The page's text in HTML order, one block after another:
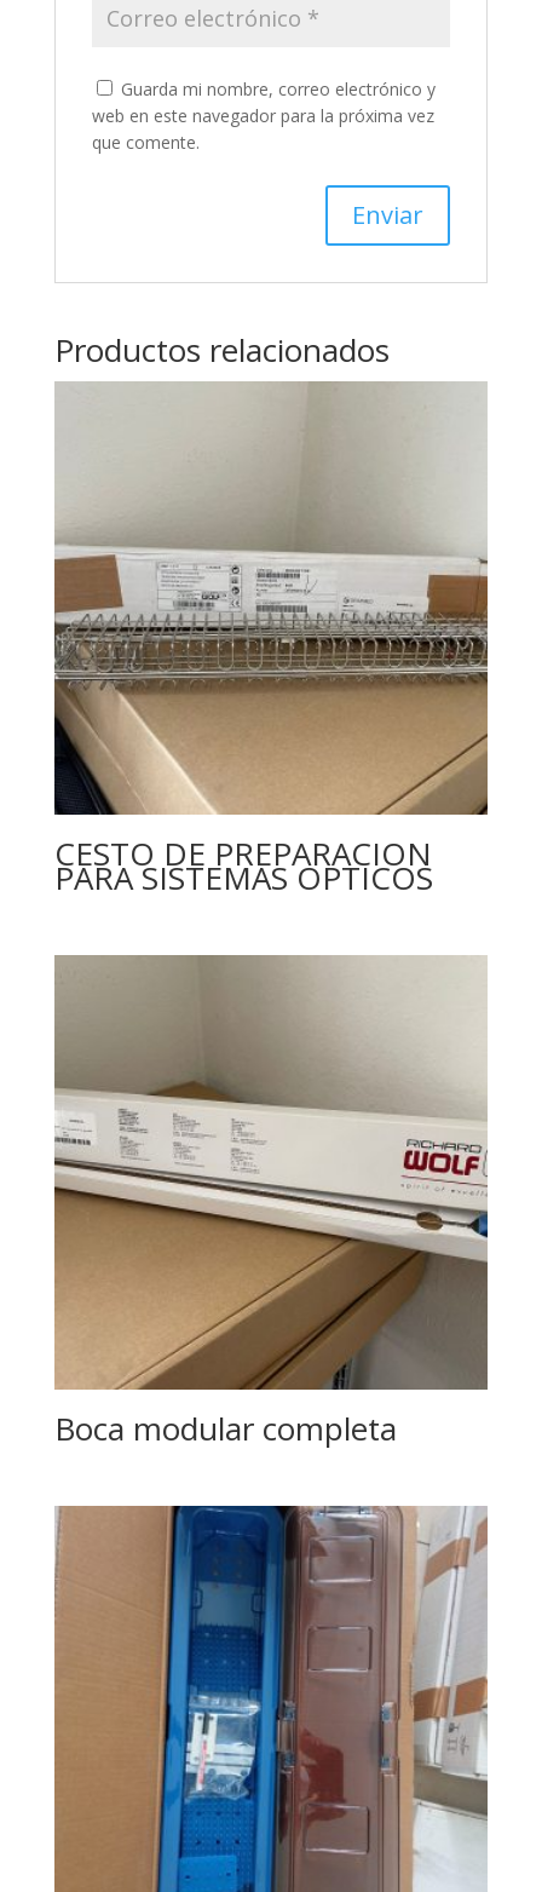
Guarda mi nombre, correo electrónico y
web en este navegador para la próxima vez
que comente.
Productos relacionados
CESTO DE PREPARACION
PARA SISTEMAS OPTICOS
Boca modular completa